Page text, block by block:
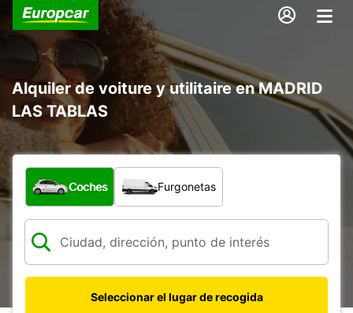
Alquiler de voiture y utilitaire en MADRID
LAS TABLAS
¿Qué tipo de vehículo?
Coches Furgonetas
Seleccionar el lugar de recogida